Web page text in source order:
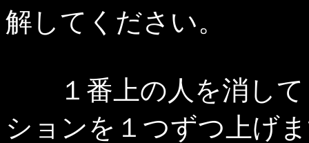
解してください。
１番上の人を消して
ションを１つずつ上げ